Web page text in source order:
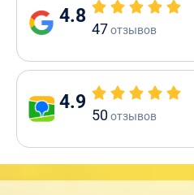
4.8
47отзывов
4.9
50отзывов